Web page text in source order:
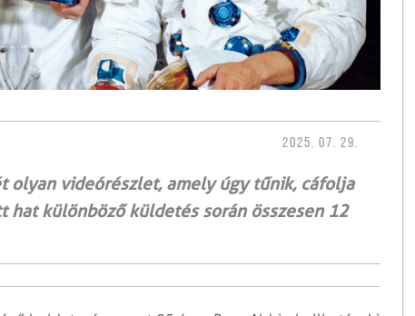
2025. 07. 29.
olyan videórészlet, amely úgy tűnik, cáfolja
különböző küldetés során összesen 12